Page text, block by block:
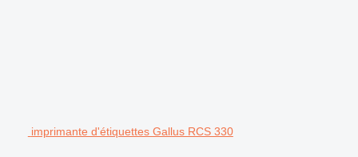
imprimante d'étiquettes Gallus RCS 330